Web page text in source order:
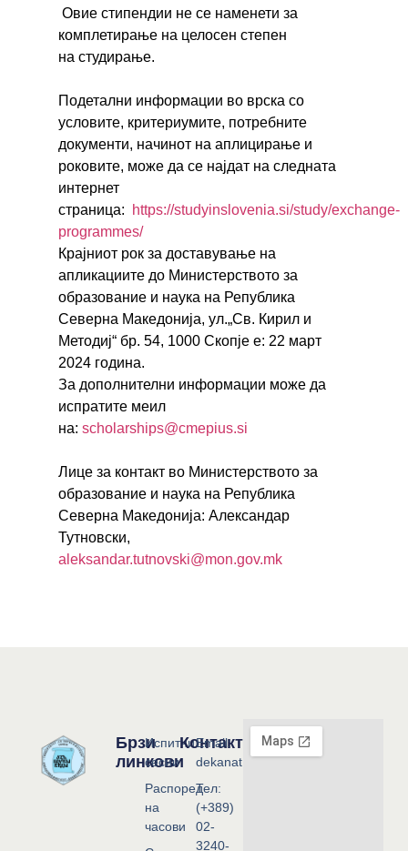
Овие стипендии не се наменети за
комплетирање на целосен степен
на студирање.
Подетални информации во врска со
условите, критериумите, потребните
документи, начинот на аплицирање и
роковите, може да се најдат на следната
интернет
страница:
https://studyinslovenia.si/study/exchange-
programmes/
Крајниот рок за доставување на
апликациите до Министерството за
образование и наука на Република
Северна Македонија, ул.„Св. Кирил и
Методиј“ бр. 54, 1000 Скопје е: 22 март
2024 година.
За дополнителни информации може да
испратите меил
на: scholarships@cmepius.si
Лице за контакт во Министерството за
образование и наука на Република
Северна Македонија: Александар
Тутновски,
aleksandar.tutnovski@mon.gov.mk
Брзи
линкови
Испитни
сесии
Распоред
на
часови
Контакт
Email:
dekanat@flf.ukim.edu.mk
Тел:
(+389)
02-
3240-